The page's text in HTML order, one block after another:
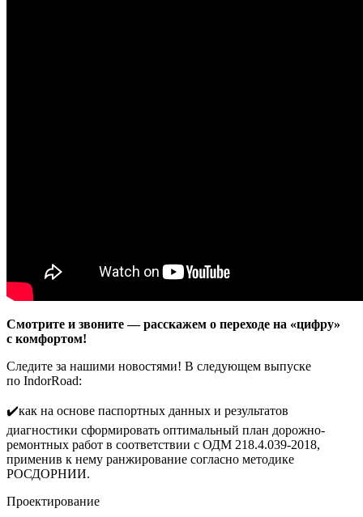
Смотрите и звоните — расскажем о переходе на «цифру»
с комфортом!
Следите за нашими новостями! В следующем выпуске
по IndorRoad:
✔️как на основе паспортных данных и результатов
диагностики сформировать оптимальный план дорожно-
ремонтных работ в соответствии с ОДМ 218.4.039-2018,
применив к нему ранжирование согласно методике
РОСДОРНИИ.
Проектирование